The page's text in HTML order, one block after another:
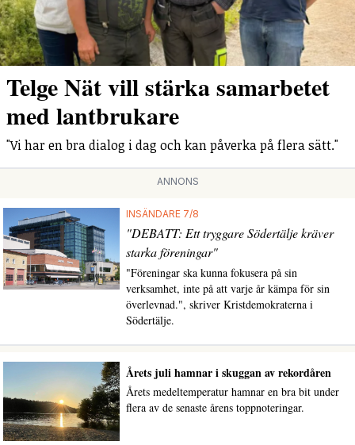
Telge Nät vill stärka samarbetet
med lantbrukare
"Vi har en bra dialog i dag och kan påverka på flera sätt."
ANNONS
INSÄNDARE 7/8
"DEBATT: Ett tryggare Södertälje kräver
starka föreningar"
"Föreningar ska kunna fokusera på sin
verksamhet, inte på att varje år kämpa för sin
överlevnad.", skriver Kristdemokraterna i
Södertälje.
Årets juli hamnar i skuggan av rekordåren
Årets medeltemperatur hamnar en bra bit under
flera av de senaste årens toppnoteringar.